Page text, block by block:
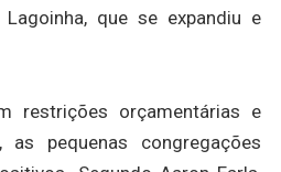
que se expandiu e
restrições orçamentárias e
as pequenas congregações